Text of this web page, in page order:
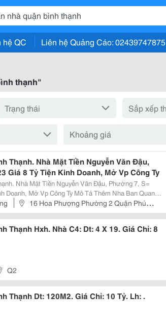
hệ QC Liên hệ Quảng Cáo: 02439747875
thạnh"
Khoảng giá
Thạnh. Nhà Mặt Tiền Nguyễn Văn Đậu,
Giá 8 Tỷ Tiện Kinh Doanh, Mở Vp Công Ty
Nhà Mặt Tiền Nguyễn Văn Đậu, Phường 7, S=
Công Ty Mô Tả Thêm Nha Ban Quan
Văn Đậu. Nhà Bán Quận Bình Thạnh. Nhà Bán
16 Hoa Phượng Phường 2 Quận Phú
Thạnh Hxh. Nhà C4: Dt: 4 X 19. Giá Chỉ: 8
Q2
Thạnh Dt: 120M2. Giá Chỉ: 10 Tỷ. Lh: .